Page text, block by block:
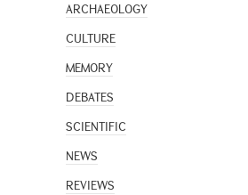
ARCHAEOLOGY
CULTURE
MEMORY
DEBATES
SCIENTIFIC
NEWS
REVIEWS